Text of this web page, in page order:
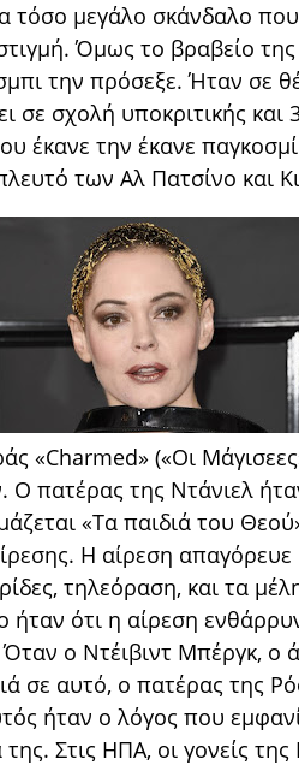
τόσο μεγάλο σκάνδαλο
Όμως το βραβείο της
την πρόσεξε. Ήταν σε
σε σχολή υποκριτικής και
έκανε την έκανε
των Αλ Πατσίνο και
«Charmed» («Οι
Ο πατέρας της Ντάνιελ
«Τα παιδιά του
Η αίρεση
τηλεόραση, και τα
ήταν ότι η αίρεση
Όταν ο Ντέιβιντ Μπέργκ,
σε αυτό, ο πατέρας της
ήταν ο λόγος που
Στις ΗΠΑ, οι γονείς